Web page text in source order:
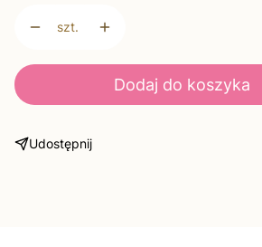
szt.
Dodaj do koszyka
Udostępnij